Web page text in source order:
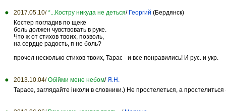
2017.05.10/ *...Костру никуда не деться/ Георгий (Бердянск)
Костер погладив по щеке
боль должен чувствовать в руке.
Что ж от стихов твоих, позволь,
на сердце радость, п не боль?
прочел несколько стихов твоих, Тарас - и все понравились! И рус. и укр.
2013.10.04/ Обійми мене небом/Я.Н.
Тарасе, заглядайте інколи в словники.) Не простелеться, а